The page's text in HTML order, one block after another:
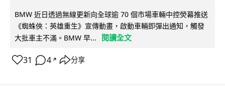
BMW 近日透過無線更新向全球逾 70 個市場車輛中控熒幕推送
《蜘蛛俠：英雄重生》宣傳動畫，啟動車輛即彈出通知，觸發
大批車主不滿。BMW 早...
閱讀全文
31 4 ↗ 分享